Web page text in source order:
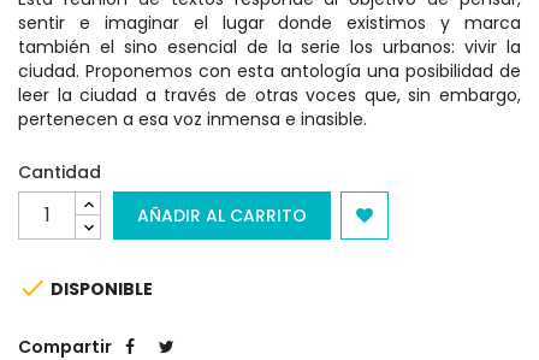
sentir e imaginar el lugar donde existimos y marca
también el sino esencial de la serie los urbanos: vivir la
ciudad. Proponemos con esta antología una posibilidad de
leer la ciudad a través de otras voces que, sin embargo,
pertenecen a esa voz inmensa e inasible.
Cantidad
AÑADIR AL CARRITO
 DISPONIBLE
Compartir